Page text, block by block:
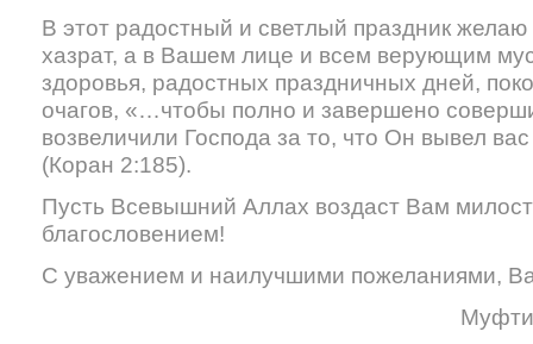
В этот радостный и светлый праздник
хазрат, а в Вашем лице и всем верующим
здоровья, радостных праздничных дней,
очагов, «…чтобы полно и завершено
возвеличили Господа за то, что Он вывел
(Коран 2:185).
Пусть Всевышний Аллах воздаст Вам
благословением!
С уважением и наилучшими пожеланиями,